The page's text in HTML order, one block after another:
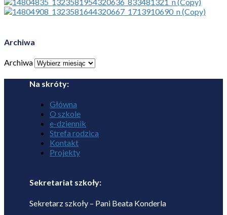
Archiwa
Archiwa
Na skróty:
Główna
O szkole
e-dziennik
Strefa rodzica
Kontakt
Projekty
Sekretariat szkoły:
Sekretarz szkoły – Pani Beata Konderla